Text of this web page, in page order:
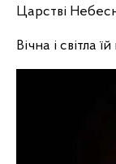
Царстві
Вічна і світла їй